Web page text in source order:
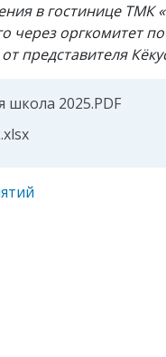
в гостинице ТМК
через оргкомитет
представителя
2025.PDF